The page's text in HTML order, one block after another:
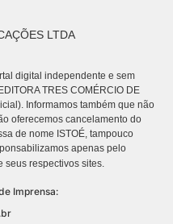
LTDA
digital independente e sem
TRES COMÉRCIO DE
Informamos também que não
oferecemos cancelamento do
de nome ISTOÉ, tampouco
apenas pelo
seus respectivos sites.
Imprensa: